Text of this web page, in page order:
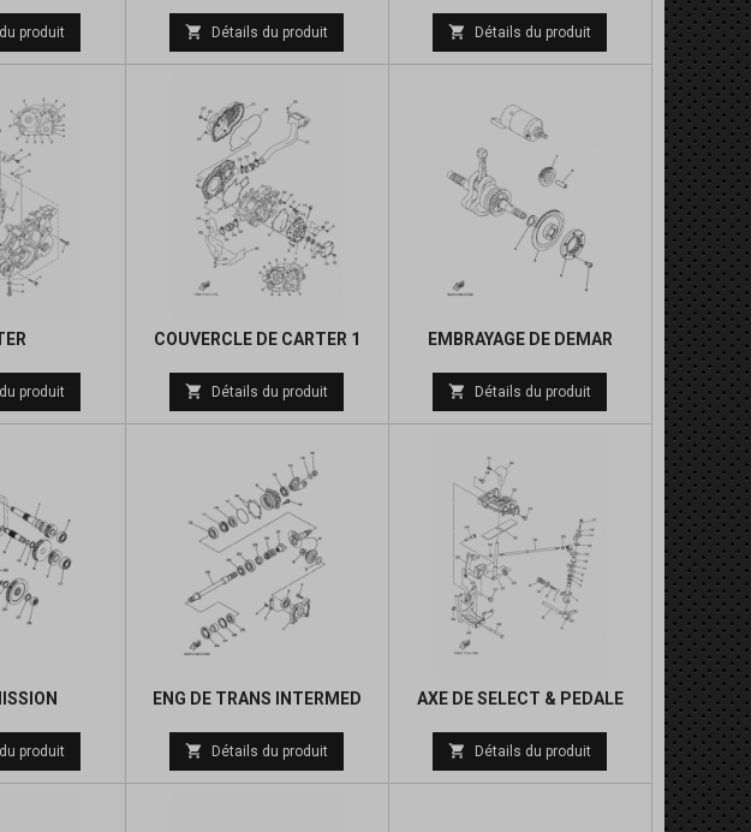
Prix produit
Prix
de
 Détails du produit
Prix
de
 Détails du produit
Prix produit
COUVERCLE DE CARTER 1
Prix
de
 Détails du produit
EMBRAYAGE DE DEMAR
Prix
de
 Détails du produit
Prix produit
ENG DE TRANS INTERMED
Prix
de
 Détails du produit
AXE DE SELECT & PEDALE
Prix
de
 Détails du produit